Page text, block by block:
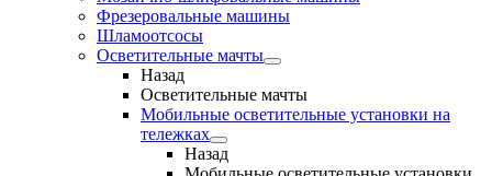
Фрезеровальные машины
Шламоотсосы
Осветительные мачты
Назад
Осветительные мачты
Мобильные осветительные установки на
тележках
Назад